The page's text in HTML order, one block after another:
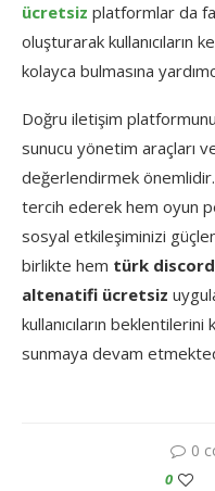
ücretsiz platformlar da
oluşturarak kullanıcıların
kolayca bulmasına
Doğru iletişim
sunucu yönetim araçları
değerlendirmek
tercih ederek hem oyun
sosyal etkileşiminizi
birlikte hem türk discord
altenatifi ücretsiz
kullanıcıların
sunmaya devam
0
0